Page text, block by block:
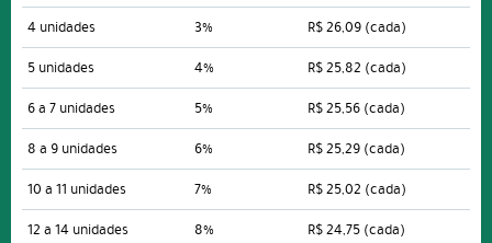
4 unidades
3% R$ 26,09 (cada)
5 unidades
4% R$ 25,82 (cada)
6 a 7 unidades
5% R$ 25,56 (cada)
8 a 9 unidades
6% R$ 25,29 (cada)
10 a 11 unidades
7% R$ 25,02 (cada)
12 a 14 unidades
8% R$ 24,75 (cada)